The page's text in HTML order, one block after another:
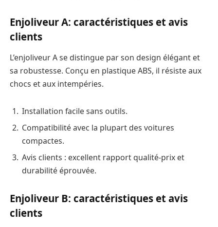
Enjoliveur A: caractéristiques et avis
clients
L’enjoliveur A se distingue par son design élégant et
sa robustesse. Conçu en plastique ABS, il résiste aux
chocs et aux intempéries.
Installation facile sans outils.
Compatibilité avec la plupart des voitures
compactes.
Avis clients : excellent rapport qualité-prix et
durabilité éprouvée.
Enjoliveur B: caractéristiques et avis
clients